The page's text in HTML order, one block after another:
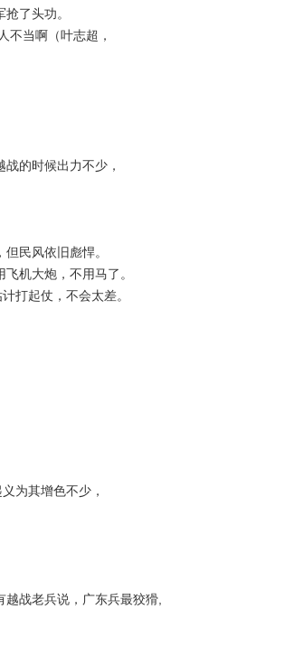
了头功。
不当啊（叶志超，
的时候出力不少，
民风依旧彪悍。
机大炮，不用马了。
打起仗，不会太差。
为其增色不少，
战老兵说，广东兵最狡猾,